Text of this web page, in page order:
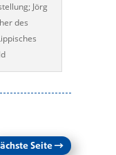
Jörg
des
Seite→